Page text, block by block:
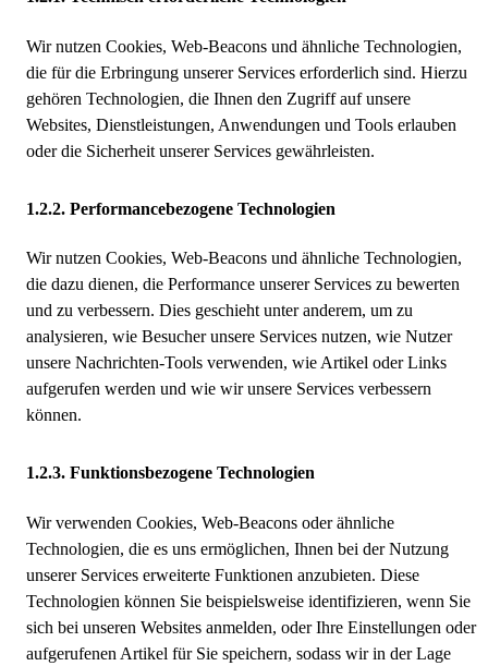
Wir nutzen Cookies, Web-Beacons und ähnliche Technologien,
die für die Erbringung unserer Services erforderlich sind. Hierzu
gehören Technologien, die Ihnen den Zugriff auf unsere
Websites, Dienstleistungen, Anwendungen und Tools erlauben
oder die Sicherheit unserer Services gewährleisten.
Performancebezogene Technologien
Wir nutzen Cookies, Web-Beacons und ähnliche Technologien,
die dazu dienen, die Performance unserer Services zu bewerten
und zu verbessern. Dies geschieht unter anderem, um zu
analysieren, wie Besucher unsere Services nutzen, wie Nutzer
unsere Nachrichten-Tools verwenden, wie Artikel oder Links
aufgerufen werden und wie wir unsere Services verbessern
können.
Funktionsbezogene Technologien
Wir verwenden Cookies, Web-Beacons oder ähnliche
Technologien, die es uns ermöglichen, Ihnen bei der Nutzung
unserer Services erweiterte Funktionen anzubieten. Diese
Technologien können Sie beispielsweise identifizieren, wenn Sie
sich bei unseren Websites anmelden, oder Ihre Einstellungen oder
aufgerufenen Artikel für Sie speichern, sodass wir in der Lage